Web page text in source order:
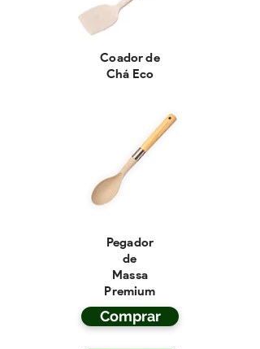
Coador de
Chá Eco
Pegador
de
Massa
Premium
Comprar